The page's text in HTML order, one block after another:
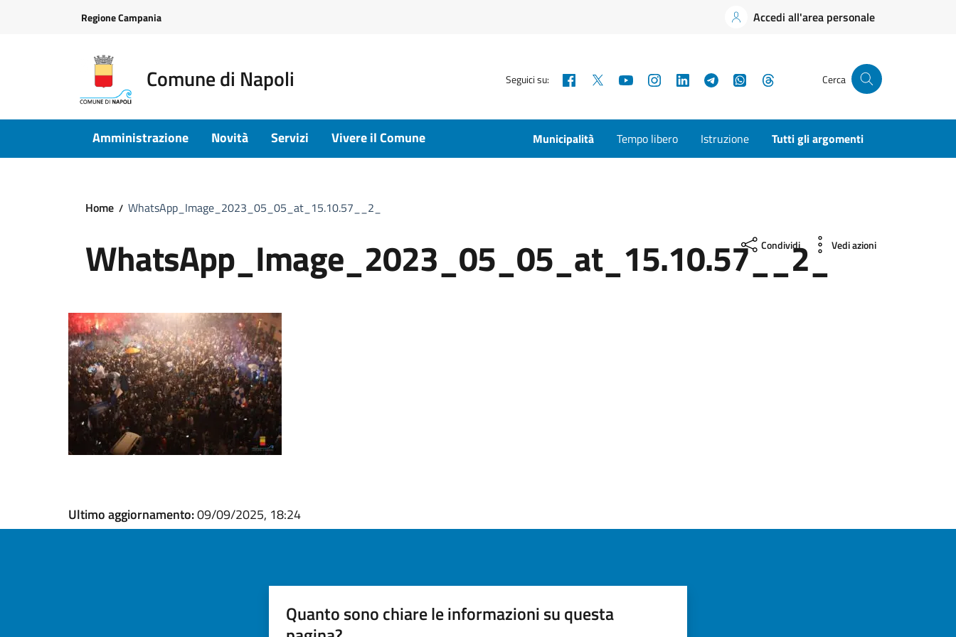
Regione Campania Accedi all'area personale
Comune di Napoli Seguici su: Facebook YouTubeInstagramLinkedInTelegramWhatsApp Cerca
Amministrazione Novità Servizi Vivere il Comune Municipalità Tempo libero Istruzione Tutti gli argomenti
Home WhatsApp_Image_2023_05_05_at_15.10.57__2_
WhatsApp_Image_2023_05_05_at_15.10.57__2_
Condividi Vedi azioni
Ultimo aggiornamento:09/09/2025, 18:24
Quanto sono chiare le informazioni su questa